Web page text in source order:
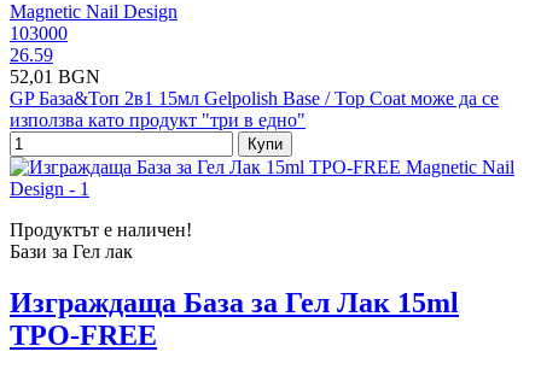
Magnetic Nail Design
103000
26.59
52,01 BGN
GP База&Топ 2в1 15мл Gelpolish Base / Top Coat може да се
използва като продукт "три в едно"
Купи
Продуктът е наличен!
Бази за Гел лак
Изграждаща База за Гел Лак 15ml
TPO-FREE